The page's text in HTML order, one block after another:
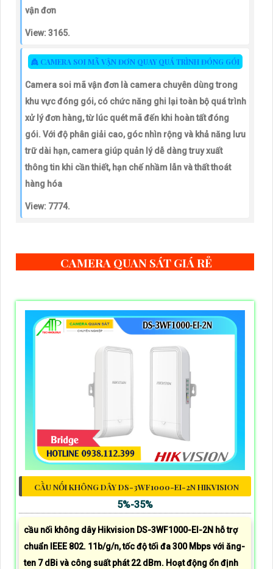
vận đơn
View: 3165.
👸 CAMERA SOI MÃ VẬN ĐƠN QUAY QUÁ TRÌNH ĐÓNG GÓI
Camera soi mã vận đơn là camera chuyên dùng trong
khu vực đóng gói, có chức năng ghi lại toàn bộ quá trình
xử lý đơn hàng, từ lúc quét mã đến khi hoàn tất đóng
gói. Với độ phân giải cao, góc nhìn rộng và khả năng lưu
trữ dài hạn, camera giúp quản lý dễ dàng truy xuất
thông tin khi cần thiết, hạn chế nhầm lẫn và thất thoát
hàng hóa
View: 7774.
CAMERA QUAN SÁT GIÁ RẺ
CẦU NỐI KHÔNG DÂY DS-3WF1000-EI-2N HIKVISION
5%-35%
cầu nối không dây Hikvision DS-3WF1000-EI-2N hỗ trợ
chuẩn IEEE 802. 11b/g/n, tốc độ tối đa 300 Mbps với ăng-
ten 7 dBi và công suất phát 22 dBm. Hoạt động ổn định